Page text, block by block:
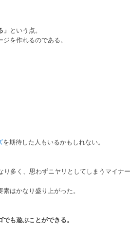
という点。
を作れるのである。
を期待した人もいるかもしれない。
多く、思わずニヤリとしてしまうマイナ
はかなり盛り上がった。
も遊ぶことができる。